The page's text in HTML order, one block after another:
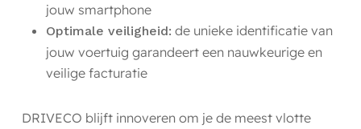
jouw smartphone
Optimale veiligheid: de unieke identificatie van
jouw voertuig garandeert een nauwkeurige en
veilige facturatie
DRIVECO blijft innoveren om je de meest vlotte